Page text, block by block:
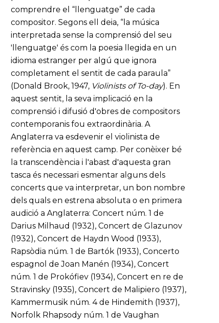
comprendre el “llenguatge” de cada
compositor. Segons ell deia, “la música
interpretada sense la comprensió del seu
'llenguatge' és com la poesia llegida en un
idioma estranger per algú que ignora
completament el sentit de cada paraula”
(Donald Brook, 1947, Violinists of To-day). En
aquest sentit, la seva implicació en la
comprensió i difusió d'obres de compositors
contemporanis fou extraordinària. A
Anglaterra va esdevenir el violinista de
referència en aquest camp. Per conèixer bé
la transcendència i l'abast d'aquesta gran
tasca és necessari esmentar alguns dels
concerts que va interpretar, un bon nombre
dels quals en estrena absoluta o en primera
audició a Anglaterra: Concert núm. 1 de
Darius Milhaud (1932), Concert de Glazunov
(1932), Concert de Haydn Wood (1933),
Rapsòdia núm. 1 de Bartók (1933), Concerto
espagnol de Joan Manén (1934), Concert
núm. 1 de Prokófiev (1934), Concert en re de
Stravinsky (1935), Concert de Malipiero (1937),
Kammermusik núm. 4 de Hindemith (1937),
Norfolk Rhapsody núm. 1 de Vaughan